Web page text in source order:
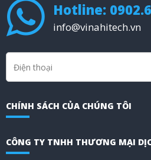
Hotline:
info@vinahitech.vn
CHÍNH SÁCH CỦA CHÚNG TÔI
CÔNG TY TNHH THƯƠNG MẠI